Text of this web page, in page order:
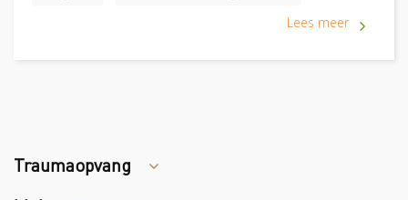
Lees meer
Traumaopvang